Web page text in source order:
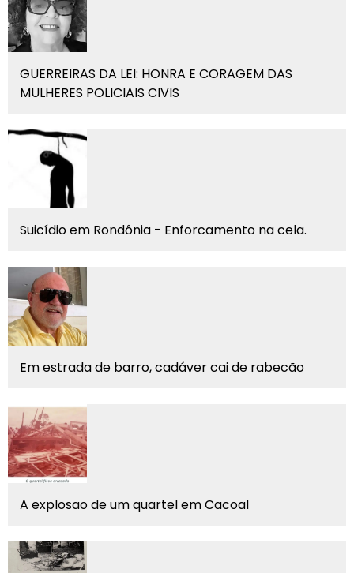
GUERREIRAS DA LEI: HONRA E CORAGEM DAS
MULHERES POLICIAIS CIVIS
Suicídio em Rondônia - Enforcamento na cela.
Em estrada de barro, cadáver cai de rabecão
A explosao de um quartel em Cacoal